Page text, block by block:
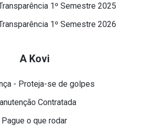
1º Semestre 2025
1º Semestre 2026
A Kovi
- Proteja-se de golpes
Contratada
Pague o que rodar